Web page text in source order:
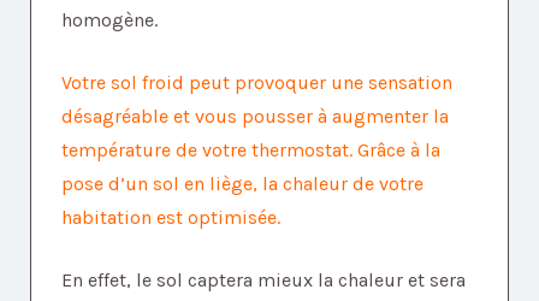
homogène.
Votre sol froid peut provoquer une sensation
désagréable et vous pousser à augmenter la
température de votre thermostat. Grâce à la
pose d’un sol en liège, la chaleur de votre
habitation est optimisée.
En effet, le sol captera mieux la chaleur et sera